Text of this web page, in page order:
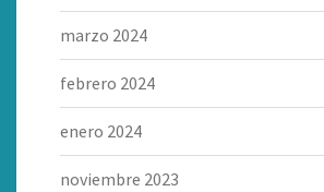
marzo 2024
febrero 2024
enero 2024
noviembre 2023